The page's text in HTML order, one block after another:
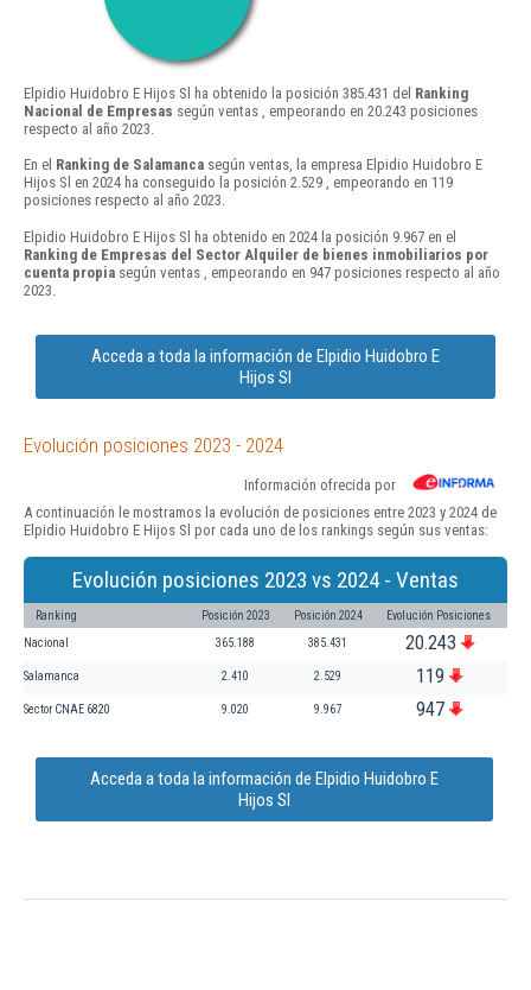
Elpidio Huidobro E Hijos Sl ha obtenido la posición 385.431 del Ranking
Nacional de Empresas según ventas , empeorando en 20.243 posiciones
respecto al año 2023.
En el Ranking de Salamanca según ventas, la empresa Elpidio Huidobro E
Hijos Sl en 2024 ha conseguido la posición 2.529 , empeorando en 119
posiciones respecto al año 2023.
Elpidio Huidobro E Hijos Sl ha obtenido en 2024 la posición 9.967 en el
Ranking de Empresas del Sector Alquiler de bienes inmobiliarios por
cuenta propia según ventas , empeorando en 947 posiciones respecto al año
2023.
Acceda a toda la información de Elpidio Huidobro E
Hijos Sl
Evolución posiciones 2023 - 2024
Información ofrecida por
A continuación le mostramos la evolución de posiciones entre 2023 y 2024 de
Elpidio Huidobro E Hijos Sl por cada uno de los rankings según sus ventas:
Evolución posiciones 2023 vs 2024 - Ventas
Ranking Posición 2023 Posición 2024 Evolución Posiciones
Nacional 365.188 385.431 20.243
Salamanca 2.410 2.529 119
Sector CNAE 6820 9.020 9.967 947
Acceda a toda la información de Elpidio Huidobro E
Hijos Sl